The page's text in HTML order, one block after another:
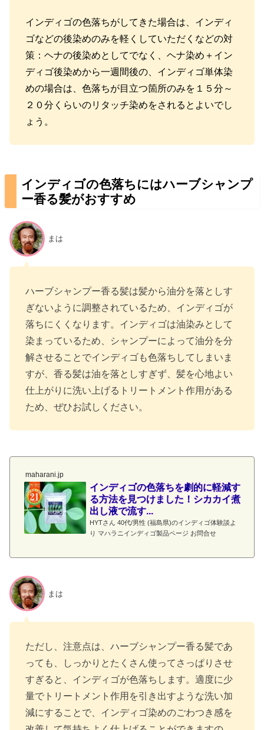
インディゴの色落ちがしてきた場合は、インディ
ゴなどの後染めのみを軽くしていただくなどの対
策：ヘナの後染めとしてでなく、ヘナ染め＋イン
ディゴ後染めから一週間後の、インディゴ単体染
めの場合は、色落ちが目立つ箇所のみを１５分～
２０分くらいのリタッチ染めをされるとよいでし
ょう。
インディゴの色落ちにはハーブシャンプ
ー香る髪がおすすめ
まは
ハーブシャンプー香る髪は髪から油分を落としす
ぎないように調整されているため、インディゴが
落ちにくくなります。インディゴは油染みとして
染まっているため、シャンプーによって油分を分
解させることでインディゴも色落ちしてしまいま
すが、香る髪は油を落としすぎず、髪を心地よい
仕上がりに洗い上げるトリートメント作用がある
ため、ぜひお試しください。
maharani.jp
インディゴの色落ちを劇的に軽減す
る方法を見つけました！シカカイ煮
出し液で流す...
HYTさん 40代/男性 (福島県)のインディゴ体験談よ
り マハラニインディゴ製品ページ お問合せ
まは
ただし、注意点は、ハーブシャンプー香る髪であ
っても、しっかりとたくさん使ってさっぱりさせ
すぎると、インディゴが色落ちします。適度に少
量でトリートメント作用を引き出すような洗い加
減にすることで、インディゴ染めのごわつき感を